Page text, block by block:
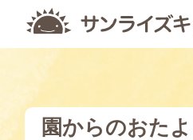
園からのおたよ